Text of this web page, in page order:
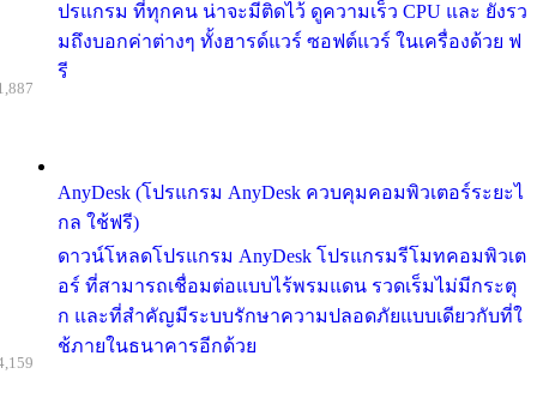
ปรแกรม ที่ทุกคน น่าจะมีติดไว้ ดูความเร็ว CPU และ ยังรว
มถึงบอกค่าต่างๆ ทั้งฮารด์แวร์ ซอฟต์แวร์ ในเครื่องด้วย ฟ
รี
AnyDesk (โปรแกรม AnyDesk ควบคุมคอมพิวเตอร์ระยะไ
กล ใช้ฟรี)
ดาวน์โหลดโปรแกรม AnyDesk โปรแกรมรีโมทคอมพิวเต
อร์ ที่สามารถเชื่อมต่อแบบไร้พรมแดน รวดเร็มไม่มีกระตุ
ก และที่สำคัญมีระบบรักษาความปลอดภัยแบบเดียวกับที่ใ
ช้ภายในธนาคารอีกด้วย